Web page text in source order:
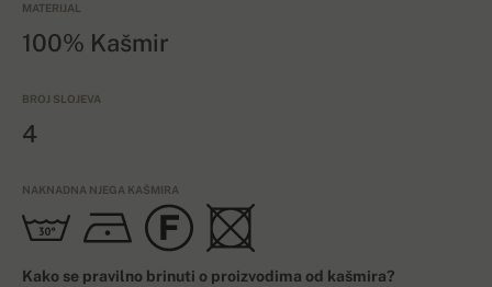
MATERIJAL
100% Kašmir
BROJ SLOJEVA
4
NAKNADNA NJEGA KAŠMIRA
Kako se pravilno brinuti o proizvodima od kašmira?